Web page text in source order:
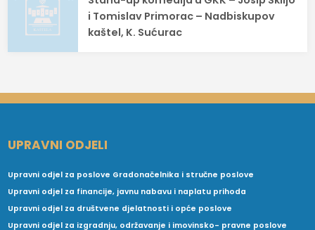
i Tomislav Primorac – Nadbiskupov
kaštel, K. Sućurac
UPRAVNI ODJELI
Upravni odjel za poslove Gradonačelnika i stručne poslove
Upravni odjel za financije, javnu nabavu i naplatu prihoda
Upravni odjel za društvene djelatnosti i opće poslove
Upravni odjel za izgradnju, održavanje i imovinsko- pravne poslove